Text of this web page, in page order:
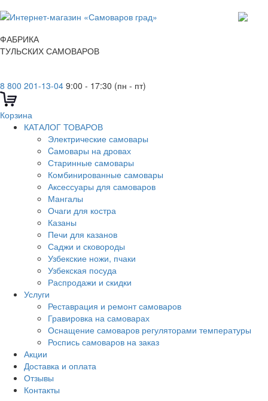
ФАБРИКА
ТУЛЬСКИХ САМОВАРОВ
8 800 201-13-04 9:00 - 17:30 (пн - пт)
Корзина
КАТАЛОГ ТОВАРОВ
Электрические самовары
Cамовары на дровах
Старинные самовары
Комбинированные самовары
Аксессуары для самоваров
Мангалы
Очаги для костра
Казаны
Печи для казанов
Саджи и сковороды
Узбекские ножи, пчаки
Узбекская посуда
Распродажи и скидки
Услуги
Реставрация и ремонт самоваров
Гравировка на самоварах
Оснащение самоваров регуляторами температуры
Роспись самоваров на заказ
Акции
Доставка и оплата
Отзывы
Контакты